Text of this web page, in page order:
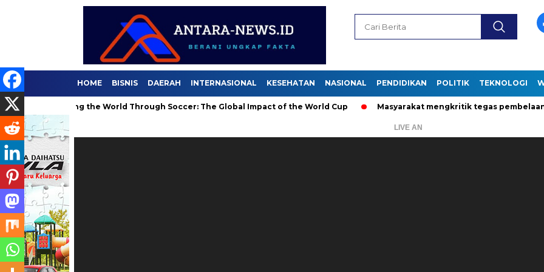
HOME BISNIS DAERAH INTERNASIONAL KESEHATAN NASIONAL PENDIDIKAN POLITIK TEKNOLOGI
Masyarakat mengkritik tegas pembelaan Gubernur Bobby Nasution terhadap komunitas lari . Selama 36
LIVE AN